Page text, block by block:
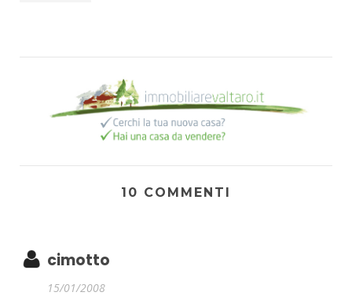
10 COMMENTI
cimotto
15/01/2008